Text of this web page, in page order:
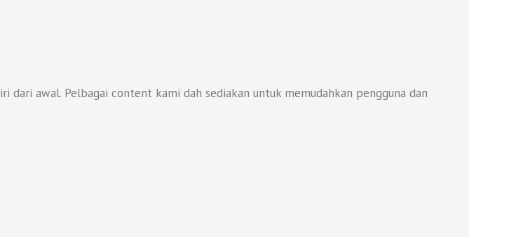
dari awal. Pelbagai content kami dah sediakan untuk memudahkan pengguna dan